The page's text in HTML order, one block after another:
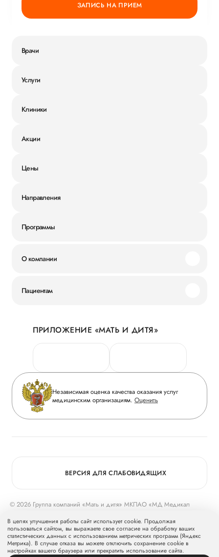
ЗАПИСЬ НА ПРИЕМ
Врачи
Услуги
Клиники
Акции
Цены
Направления
Программы
О компании
Новости
Руководство
Сотрудничество
Инвесторам
Журнал «Мать и дитя»
Вакансии
Медицинский туризм
Пациентам
Личный кабинет
Персональные данные
Горячая линия качества
Вопрос-ответ
Приложение пациента
Статьи
ПРИЛОЖЕНИЕ «МАТЬ И ДИТЯ»
Независимая оценка качества оказания услуг
медицинским организациям. Оценить
© 2026 Группа компаний «Мать и дитя» МКПАО «МД Медикал
Группу компаний «Мать и дитя».
ВЕРСИЯ ДЛЯ СЛАБОВИДЯЩИХ
В целях улучшения работы сайт использует cookie. Продолжая
пользоваться сайтом, вы выражаете свое согласие на обработку ваших
статистических данных с использованием метрических программ (Яндекс
Метрика). В случае отказа вы можете отключить сохранение cookie в
настройках вашего браузера или прекратить использование сайта.